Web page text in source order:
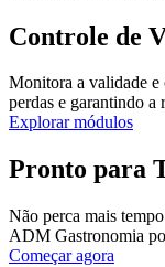
Controle de
Monitora a validade e
perdas e garantindo a
Explorar módulos
Pronto para
Não perca mais
ADM Gastronomia
Começar agora